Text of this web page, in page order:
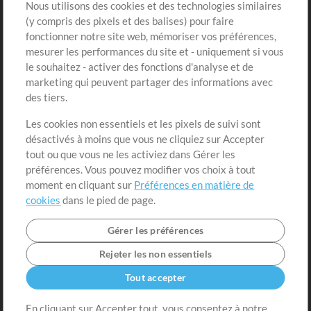
Sons
Boutique
Acheter des crédits
Contenu gratuit
Demander les pistes
Extras
Sessions
Soumettre votre contenu
Listes de lecture
Conférence MT
Compte
Connexion
S'inscrire
Nous utilisons des cookies et des technologies similaires
(y compris des pixels et des balises) pour faire
fonctionner notre site web, mémoriser vos préférences,
mesurer les performances du site et - uniquement si vous
le souhaitez - activer des fonctions d'analyse et de
marketing qui peuvent partager des informations avec
des tiers.
Les cookies non essentiels et les pixels de suivi sont
désactivés à moins que vous ne cliquiez sur Accepter
tout ou que vous ne les activiez dans Gérer les
préférences. Vous pouvez modifier vos choix à tout
moment en cliquant sur Préférences en matière de
cookies dans le pied de page.
Gérer les préférences
Rejeter les non essentiels
Tout accepter
En cliquant sur Accepter tout, vous consentez à notre